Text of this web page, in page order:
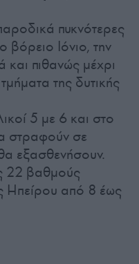
πυκνότερες
βόρειο Ιόνιο, την
και πιθανώς μέχρι
της δυτικής
5 με 6 και στο
στραφούν σε
εξασθενήσουν.
22 βαθμούς
Ηπείρου από 8 έως